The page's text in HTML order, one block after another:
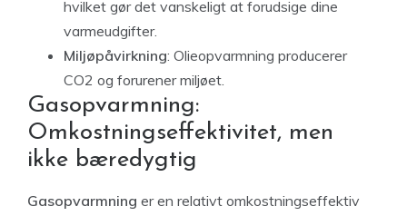
hvilket gør det vanskeligt at forudsige dine
varmeudgifter.
Miljøpåvirkning: Olieopvarmning producerer
CO2 og forurener miljøet.
Gasopvarmning:
Omkostningseffektivitet, men
ikke bæredygtig
Gasopvarmning er en relativt omkostningseffektiv